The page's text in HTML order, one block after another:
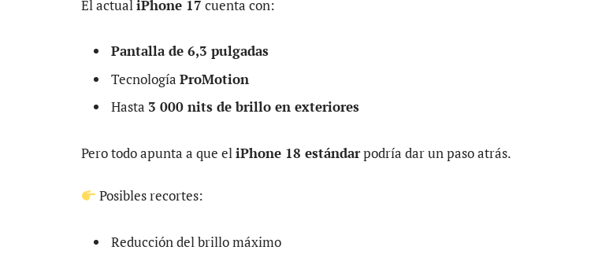
El actualiPhone 17 cuenta con:
Pantalla de 6,3 pulgadas
Tecnología ProMotion
Hasta 3 000 nits de brillo en exteriores
Pero todo apunta a que eliPhone 18 estándarpodría dar un paso atrás.
Posibles recortes:
Reducción del brillo máximo